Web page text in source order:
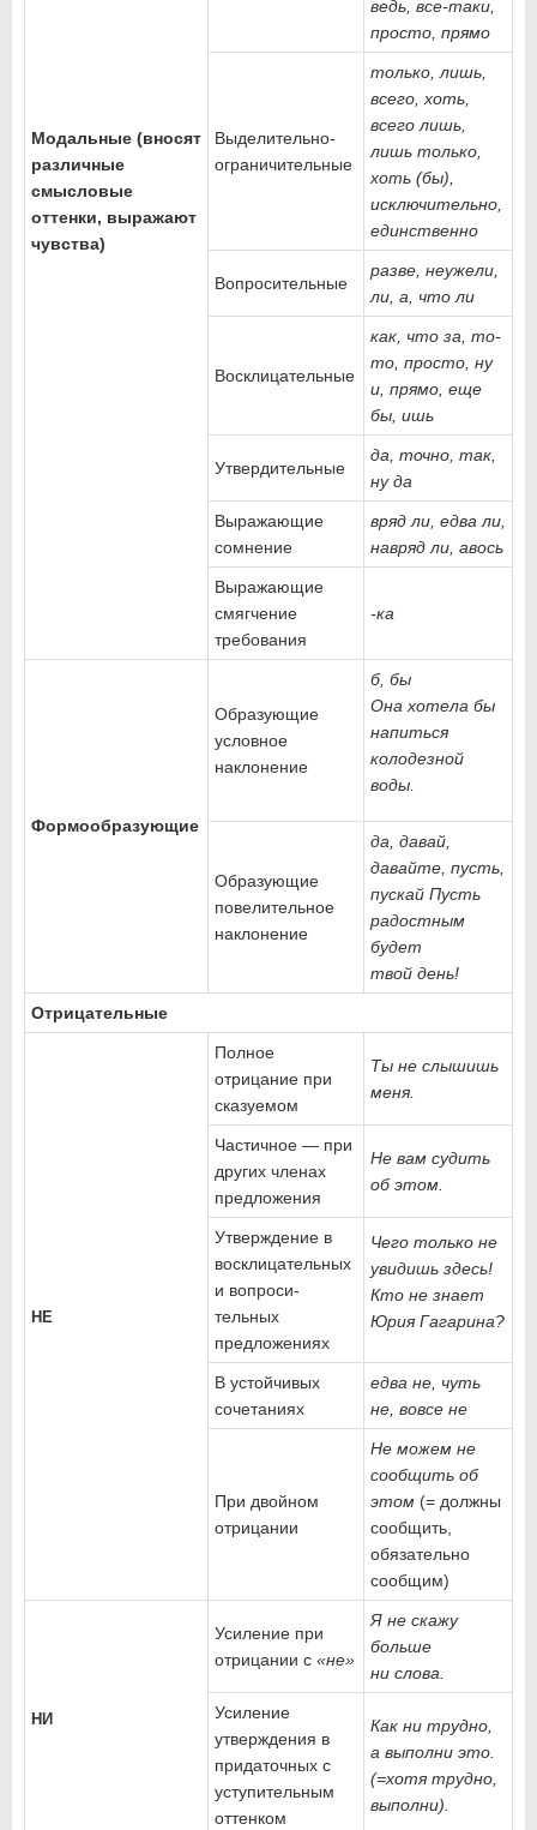
Модальные (вносят
различные
смысло­вые
оттенки, выра­жают
чувства)
ведь, все-таки,
просто, прямо
Выделительно-
ограничительные
только, лишь,
всего, хоть,
всего лишь,
лишь только,
хоть (бы),
исключительно,
единственно
Вопросительные
разве, неужели,
ли, а, что ли
Восклицательные
как, что за, то-
то, просто, ну
и, прямо, еще
бы, ишь
Утвердительные
да, точно, так,
ну да
Выражающие
сомнение
вряд ли, едва ли,
навряд ли, авось
Выражающие
смягчение
требования
-ка
Формообразующие
Образующие
условное
наклонение
б, бы
Она хотела бы
напиться
колодезной
воды.
Образующие
повели­тельное
наклонение
да, давай,
давайте, пусть,
пускай Пусть
радостным
будет
твой день!
Отрицательные
НЕ
Полное
отрицание при
сказуемом
Ты не слышишь
меня.
Частичное — при
дру­гих членах
предложения
Не вам судить
об этом.
Утверждение в
воскли­цательных
и вопроси­
тельных
предложениях
Чего только не
увидишь здесь!
Кто не знает
Юрия Гагарина?
В устойчивых
сочетаниях
едва не, чуть
не, вовсе не
При двойном
отрицании
Не можем не
сообщить об
этом (= дол­жны
сообщить,
обязательно
сообщим)
НИ
Усиление при
отрица­нии с «не»
Я не скажу
больше
ни слова.
Усиление
утверждения в
придаточных с
уступи­тельным
оттенком
Как ни трудно,
а выполни это.
(=хотя трудно,
выполни).